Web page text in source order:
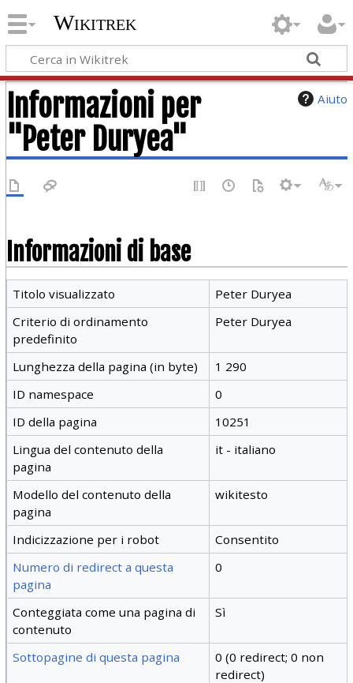
Wikitrek
Aiuto
Informazioni per
"Peter Duryea"
Informazioni di base
Titolo visualizzato
Peter Duryea
Criterio di ordinamento
predefinito
Peter Duryea
Lunghezza della pagina (in byte)
1 290
ID namespace
0
ID della pagina
10251
Lingua del contenuto della
pagina
it - italiano
Modello del contenuto della
pagina
wikitesto
Indicizzazione per i robot
Consentito
Numero di redirect a questa
pagina
0
Conteggiata come una pagina di
contenuto
Sì
Sottopagine di questa pagina
0 (0 redirect; 0 non
redirect)